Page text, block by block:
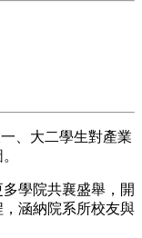
、大二學生對產業
學院共襄盛舉，開
涵納院系所校友與